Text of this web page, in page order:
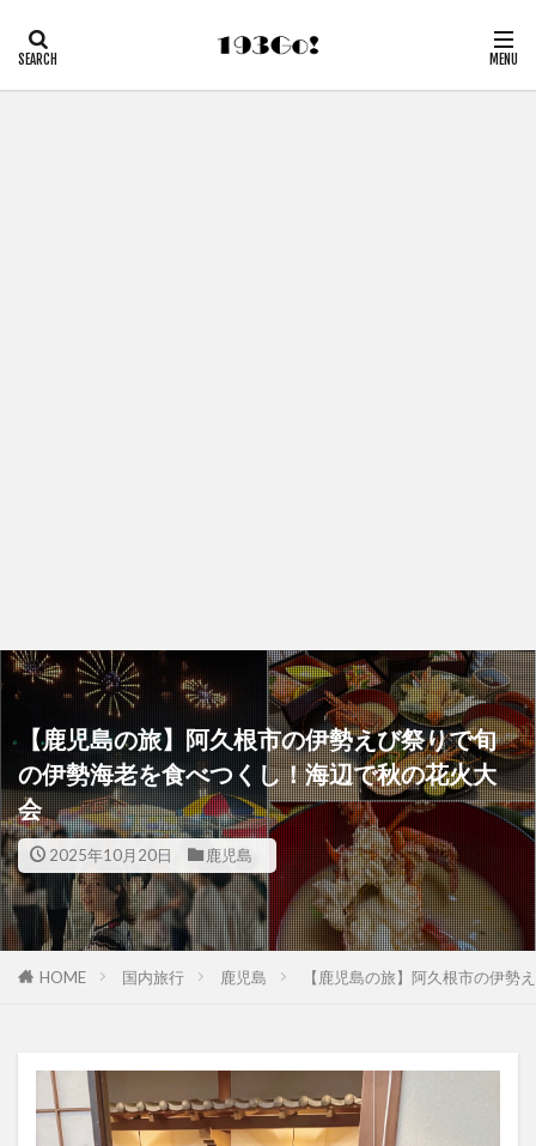
【鹿児島の旅】阿久根市の伊勢えび祭りで旬
の伊勢海老を食べつくし！海辺で秋の花火大
会
2025年10月20日 鹿児島
HOME 国内旅行 鹿児島 【鹿児島の旅】阿久根市の伊勢